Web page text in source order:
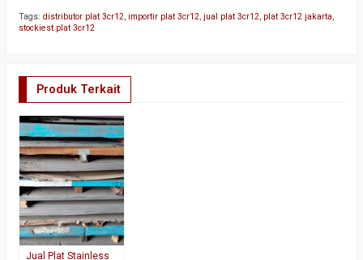
Tags: distributor plat 3cr12 importir plat 3cr12 jual plat 3cr12 plat 3cr12 jakarta
stockiest plat 3cr12
Produk Terkait
Jual Plat Stainless